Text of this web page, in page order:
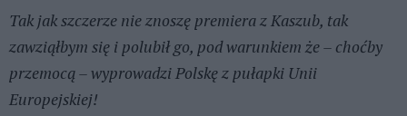
Tak jak szczerze nie znoszę premiera z Kaszub, tak
zawziąłbym się i polubił go, pod warunkiem że – choćby
przemocą – wyprowadzi Polskę z pułapki Unii
Europejskiej!